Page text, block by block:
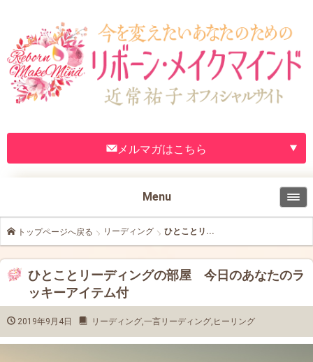
メルマガはこちら
Menu
トップページへ戻る リーディング ひとことリ...
ひとことリーディングの部屋 今日のあなたのラ
ッキーアイテム付
2019年9月4日 リーディング,一言リーディング, ヒーリング